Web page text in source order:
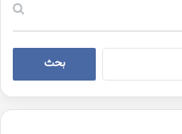
البحث